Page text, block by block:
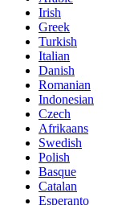
Irish
Greek
Turkish
Italian
Danish
Romanian
Indonesian
Czech
Afrikaans
Swedish
Polish
Basque
Catalan
Esperanto